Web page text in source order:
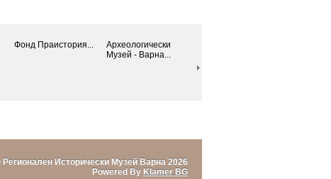
Фонд Праистория...
Археологически
Mузей - Варна...
Регионален Исторически Музей Варна 2026
Powered By Klamer BG